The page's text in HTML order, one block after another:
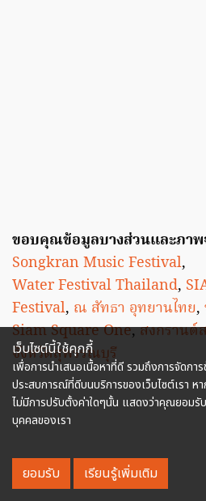
ขอบคุณข้อมูลบางส่วนและภาพ
Songkran Music Festival,
Water Festival Thailand,
Festival, ณ สัทธา อุทยานไทย,
Siam Square One,สงกรานต์
จังหวัดสุพรรณบุรี
เว็บไซต์นี้ใช้คุกกี้
เพื่อการนำเสนอเนื้อหาที่ดี รวมถึงการจัดก
ประสบการณ์ที่ดีบนบริการของเว็บไซต์เรา ห
ไม่มีการปรับตั้งค่าใดๆนั้น แสดงว่าคุณยอมรั
บุคคลของเรา
ยอมรับ เรียนรู้เพิ่มเติม